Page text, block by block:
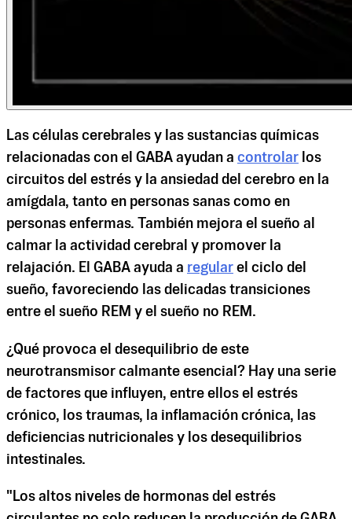
Las células cerebrales y las sustancias químicas
relacionadas con el GABA ayudan a controlar los
circuitos del estrés y la ansiedad del cerebro en la
amígdala, tanto en personas sanas como en
personas enfermas. También mejora el sueño al
calmar la actividad cerebral y promover la
relajación. El GABA ayuda a regular el ciclo del
sueño, favoreciendo las delicadas transiciones
entre el sueño REM y el sueño no REM.
¿Qué provoca el desequilibrio de este
neurotransmisor calmante esencial? Hay una serie
de factores que influyen, entre ellos el estrés
crónico, los traumas, la inflamación crónica, las
deficiencias nutricionales y los desequilibrios
intestinales.
"Los altos niveles de hormonas del estrés